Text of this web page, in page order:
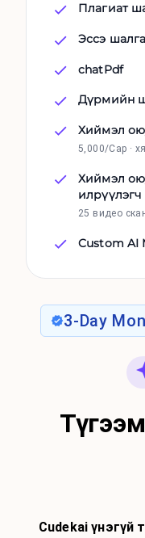
Плагиат
Эссэ
chatPdf
Дүрмийн
Хиймэл
5,000/Сар ·
Хиймэл
илрүүлэгч
25 видео
Custom AI
3-Day
Cudekai үнэгүй